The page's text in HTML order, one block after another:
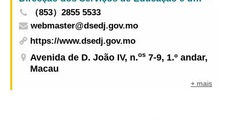
（853）2855 5533
webmaster@dsedj.gov.mo
https://www.dsedj.gov.mo
Avenida de D. João IV, n.os 7-9, 1.º andar,
Macau
+ mais